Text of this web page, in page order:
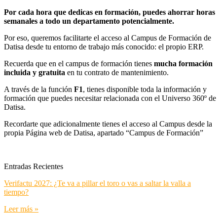
Por cada hora que dedicas en formación, puedes ahorrar horas
semanales a todo un departamento potencialmente.
Por eso, queremos facilitarte el acceso al Campus de Formación de
Datisa desde tu entorno de trabajo más conocido: el propio ERP.
Recuerda que en el campus de formación tienes mucha formación
incluida y gratuita en tu contrato de mantenimiento.
A través de la función F1, tienes disponible toda la información y
formación que puedes necesitar relacionada con el Universo 360º de
Datisa.
Recordarte que adicionalmente tienes el acceso al Campus desde la
propia Página web de Datisa, apartado “Campus de Formación”
Entradas Recientes
Verifactu 2027: ¿Te va a pillar el toro o vas a saltar la valla a
tiempo?
Leer más »